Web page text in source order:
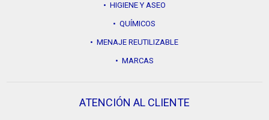
• HIGIENE Y ASEO
• QUÍMICOS
• MENAJE REUTILIZABLE
• MARCAS
ATENCIÓN AL CLIENTE